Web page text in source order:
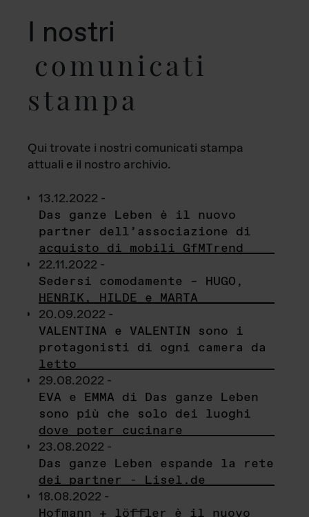
I nostri
comunicati
stampa
Qui trovate i nostri comunicati stampa
attuali e il nostro archivio.
13.12.2022 -
Das ganze Leben è il nuovo
partner dell’associazione di
acquisto di mobili GfMTrend
22.11.2022 -
Sedersi comodamente – HUGO,
HENRIK, HILDE e MARTA
20.09.2022 -
VALENTINA e VALENTIN sono i
protagonisti di ogni camera da
letto
29.08.2022 -
EVA e EMMA di Das ganze Leben
sono più che solo dei luoghi
dove poter cucinare
23.08.2022 -
Das ganze Leben espande la rete
dei partner - Lisel.de
18.08.2022 -
Hofmann + löffler è il nuovo